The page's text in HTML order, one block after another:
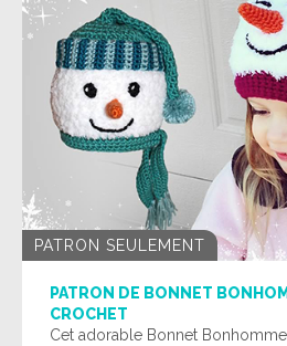
PATRON SEULEMENT
PATRON DE BONNET
CROCHET
Cet adorable Bonnet